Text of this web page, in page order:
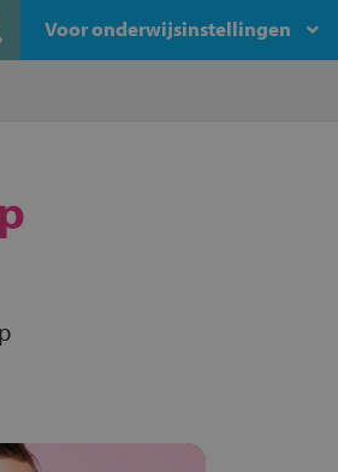
Voor onderwijsinstellingen